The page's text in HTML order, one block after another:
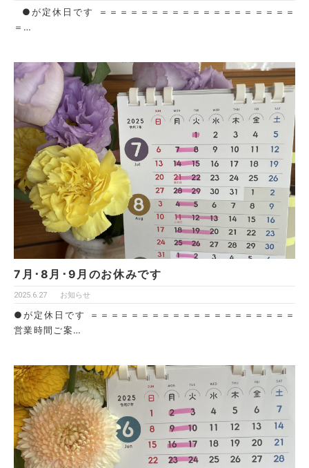
●が定休日です ＝＝＝＝＝＝＝＝＝＝＝＝＝＝＝＝＝＝＝
＝…
7月･8月･9月のお休みです
2025.6.27 お知らせ
●が定休日です ＝＝＝＝＝＝＝＝＝＝＝＝＝＝＝＝＝＝＝＝
営業時間ご案…